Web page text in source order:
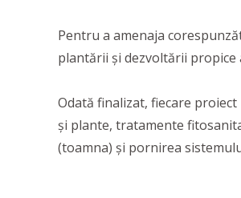
Pentru a amenaja
plantării și dezvoltării
Odată finalizat, fiecare proiect
și plante, tratamente
(toamna) și pornirea